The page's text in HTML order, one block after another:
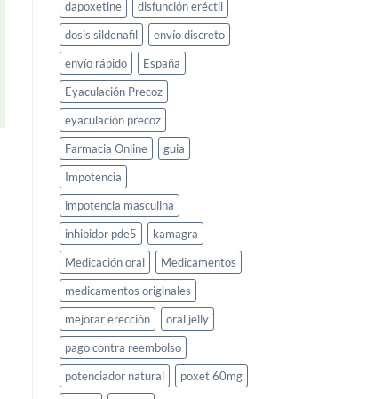
dapoxetine
disfunción eréctil
dosis sildenafil
envío discreto
envío rápido
España
Eyaculación Precoz
eyaculación precoz
Farmacia Online
guia
Impotencia
impotencia masculina
inhibidor pde5
kamagra
Medicación oral
Medicamentos
medicamentos originales
mejorar erección
oral jelly
pago contra reembolso
potenciador natural
poxet 60mg